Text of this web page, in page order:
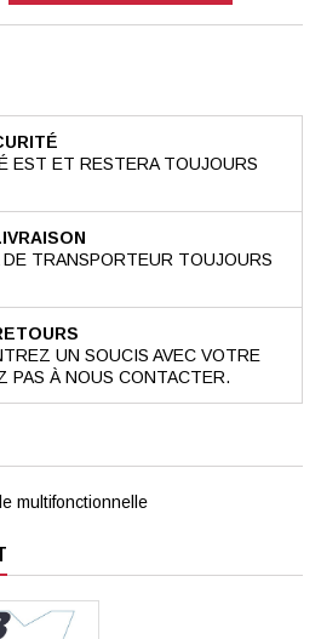
EST ET RESTERA TOUJOURS
DE TRANSPORTEUR TOUJOURS
UN SOUCIS AVEC VOTRE
PAS À NOUS CONTACTER.
multifonctionnelle